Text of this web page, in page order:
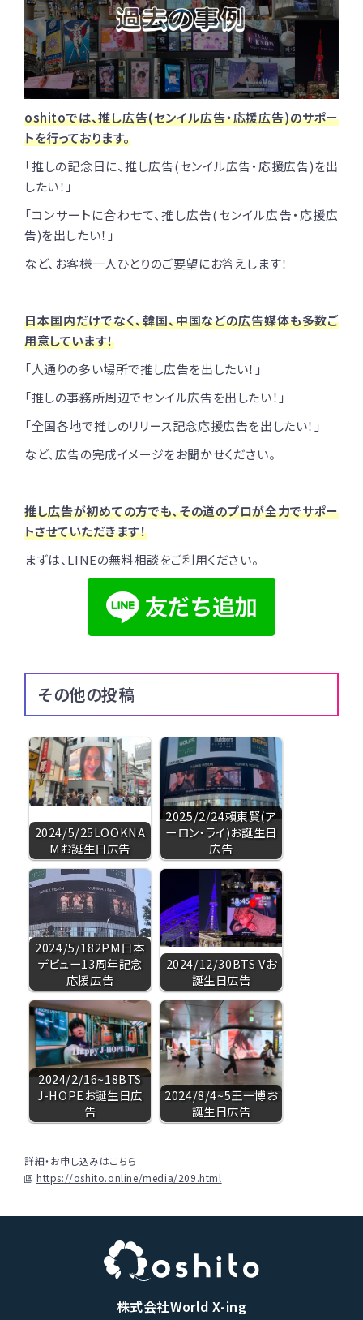
oshitoでは、推し広告(センイル広告・応援広告)のサポー
トを行っております。
「推しの記念日に、推し広告(センイル広告・応援広告)を出
したい！」
「コンサートに合わせて、推し広告(センイル広告・応援広
告)を出したい！」
など、お客様一人ひとりのご要望にお答えします！
日本国内だけでなく、韓国、中国などの広告媒体も多数ご
用意しています！
「人通りの多い場所で推し広告を出したい！」
「推しの事務所周辺でセンイル広告を出したい！」
「全国各地で推しのリリース記念応援広告を出したい！」
など、広告の完成イメージをお聞かせください。
推し広告が初めての方でも、その道のプロが全力でサポー
トさせていただきます！
まずは、LINEの無料相談をご利用ください。
その他の投稿
2024/5/25LOOKNA
Mお誕生日広告
2025/2/24賴東賢(ア
ーロン・ライ)お誕生日
広告
2024/5/182PM日本
デビュー13周年記念
応援広告
2024/12/30BTS Vお
誕生日広告
2024/2/16~18BTS
J-HOPEお誕生日広
告
2024/8/4~5王一博お
誕生日広告
詳細・お申し込みはこちら
https://oshito.online/media/209.html
株式会社World X-ing